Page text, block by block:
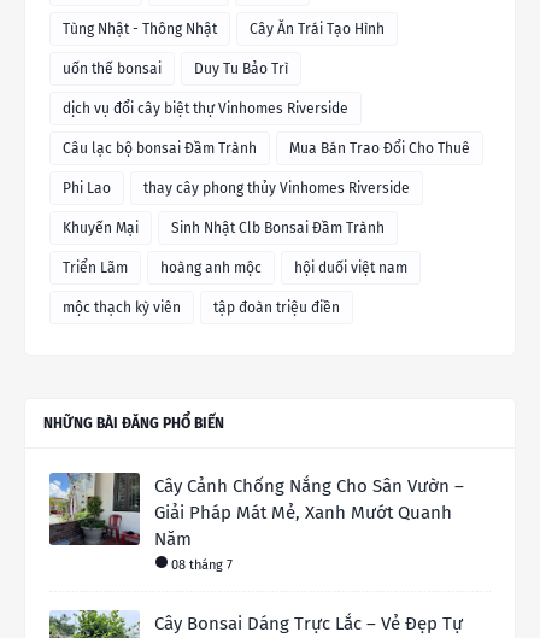
Tùng Nhật - Thông Nhật Cây Ăn Trái Tạo Hình
uốn thế bonsai Duy Tu Bảo Trì
dịch vụ đổi cây biệt thự Vinhomes Riverside
Câu lạc bộ bonsai Đầm Trành Mua Bán Trao Đổi Cho Thuê
Phi Lao thay cây phong thủy Vinhomes Riverside
Khuyến Mại Sinh Nhật Clb Bonsai Đầm Trành
Triển Lãm hoàng anh mộc hội duối việt nam
mộc thạch kỳ viên tập đoàn triệu điền
NHỮNG BÀI ĐĂNG PHỔ BIẾN
Cây Cảnh Chống Nắng Cho Sân Vườn –
Giải Pháp Mát Mẻ, Xanh Mướt Quanh
Năm
08 tháng 7
Cây Bonsai Dáng Trực Lắc – Vẻ Đẹp Tự